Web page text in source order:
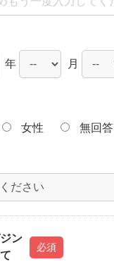
年 月
女性 無回答
ン
必須